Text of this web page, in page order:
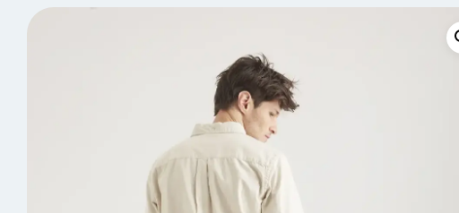
Spijkerbroeken
Jurken